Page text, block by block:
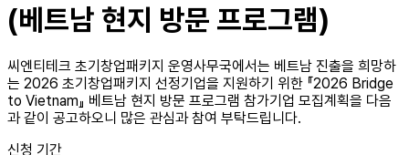
(베트남 현지 방문 프로그램)
씨엔티테크 초기창업패키지 운영사무국에서는 베트남 진출을 희망하
는 2026 초기창업패키지 선정기업을 지원하기 위한 『2026 Bridge
to Vietnam』 베트남 현지 방문 프로그램 참가기업 모집계획을 다음
과 같이 공고하오니 많은 관심과 참여 부탁드립니다.
신청 기간